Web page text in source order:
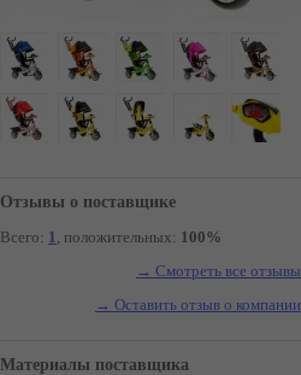
Отзывы о поставщике
Всего: 1, положительных: 100%
→ Смотреть все отзывы
→ Оставить отзыв о компании
Материалы поставщика